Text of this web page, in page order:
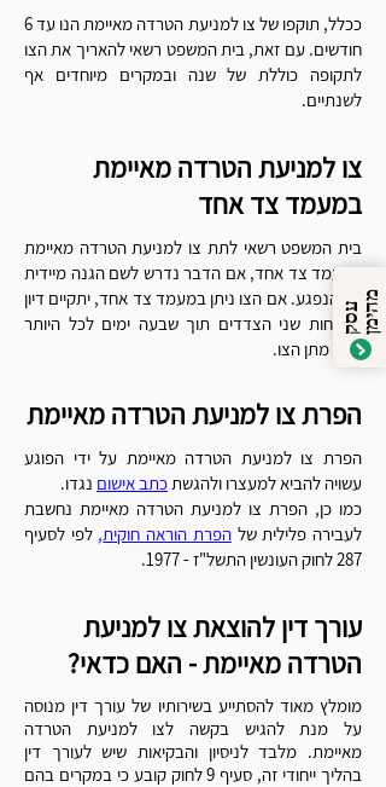
ככלל, תוקפו של צו למניעת הטרדה מאיימת הנו עד 6
חודשים. עם זאת, בית המשפט רשאי להאריך את הצו
לתקופה כוללת של שנה ובמקרים מיוחדים אף
לשנתיים.
צו למניעת הטרדה מאיימת
במעמד צד אחד
בית המשפט רשאי לתת צו למניעת הטרדה מאיימת
במעמד צד אחד, אם הדבר נדרש לשם הגנה מיידית
של הנפגע. אם הצו ניתן במעמד צד אחד, יתקיים דיון
בנוכחות שני הצדדים תוך שבעה ימים לכל היותר
מיום מתן הצו.
הפרת צו למניעת הטרדה מאיימת
הפרת צו למניעת הטרדה מאיימת על ידי הפוגע
עשויה להביא למעצרו ולהגשתכתב אישום נגדו.
כמו כן, הפרת צו למניעת הטרדה מאיימת נחשבת
לעבירה פלילית שלהפרת הוראה חוקית, לפי לסעיף
287 לחוק העונשין התשל"ז - 1977.
עורך דין להוצאת צו למניעת
הטרדה מאיימת - האם כדאי?
מומלץ מאוד להסתייע בשירותיו של עורך דין מנוסה
על מנת להגיש בקשה לצו למניעת הטרדה
מאיימת. מלבד לניסיון והבקיאות שיש לעורך דין
בהליך ייחודי זה, סעיף 9 לחוק קובע כי במקרים בהם
ע
ס
ק מ ה
י
מ ן